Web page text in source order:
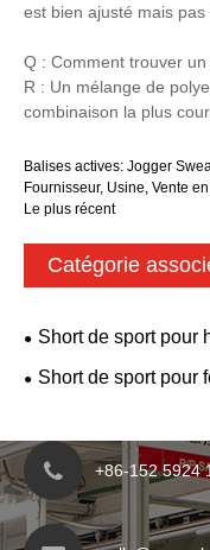
est bien ajusté mais pas
Q : Comment trouver
R : Un mélange de
combinaison la plus
Balises actives: Jogger
Fournisseur, Usine, Vente
Le plus récent
Catégorie
Short de sport pour
Short de sport pour
+86-152 5924